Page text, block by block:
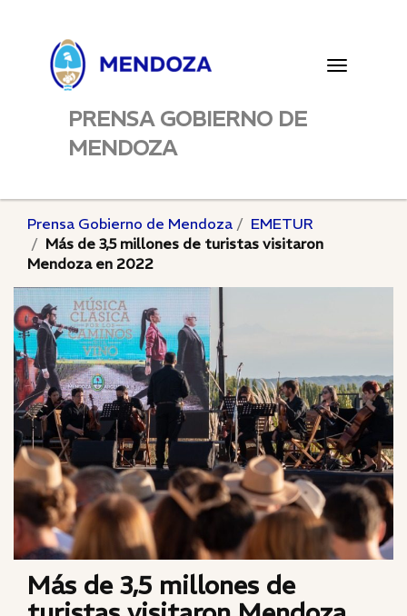
Toggle
PRENSA GOBIERNO DE
MENDOZA
Prensa Gobierno de Mendoza
EMETUR
Más de 3,5 millones de turistas visitaron
Mendoza en 2022
Más de 3,5 millones de